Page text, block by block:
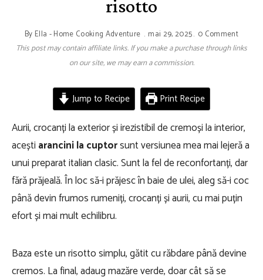
risotto
By Ella - Home Cooking Adventure mai 29, 2025 0 Comment
This post may contain affiliate links. If you make a purchase through links
on our site, we may earn a commission.
Jump to Recipe Print Recipe
Aurii, crocanți la exterior și irezistibil de cremoși la interior,
acești arancini la cuptorsunt versiunea mea mai lejeră a
unui preparat italian clasic. Sunt la fel de reconfortanți, dar
fără prăjeală. În loc să-i prăjesc în baie de ulei, aleg să-i coc
până devin frumos rumeniți, crocanți și aurii, cu mai puțin
efort și mai mult echilibru.
Baza este un risotto simplu, gătit cu răbdare până devine
cremos. La final, adaug mazăre verde, doar cât să se